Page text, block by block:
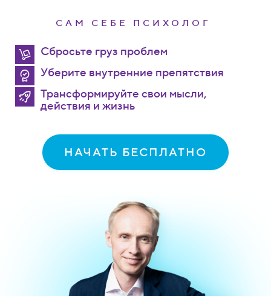
САМ СЕБЕ ПСИХОЛОГ
Сбросьте груз проблем
Уберите внутренние препятствия
Трансформируйте свои мысли,
действия и жизнь
НАЧАТЬ БЕСПЛАТНО